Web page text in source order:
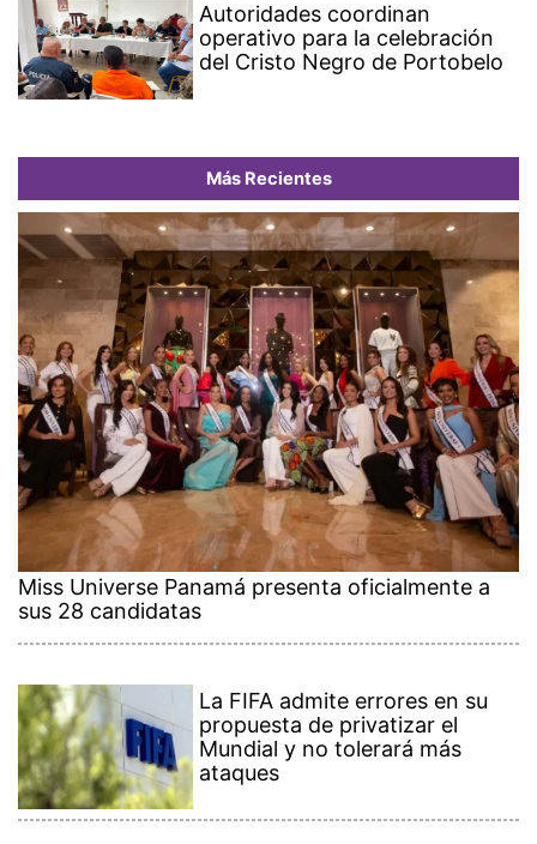
Autoridades coordinan
operativo para la celebración
del Cristo Negro de Portobelo
Más Recientes
Miss Universe Panamá presenta oficialmente a
sus 28 candidatas
La FIFA admite errores en su
propuesta de privatizar el
Mundial y no tolerará más
ataques